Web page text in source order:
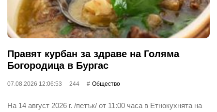
Правят курбан за здраве на Голяма
Богородица в Бургас
07.08.2026 12:06:53 244 Общество
На 14 август 2026 г. /петък/ от 11:00 часа в Етнокухнята на